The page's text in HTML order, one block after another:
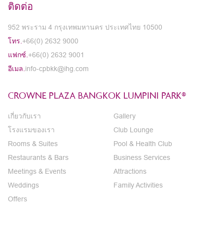
ติดต่อ
952 พระราม 4 กรุงเทพมหานคร ประเทศไทย 10500
โทร. +66(0) 2632 9000
แฟกซ์. +66(0) 2632 9001
อีเมล. info-cpbkk@ihg.com
CROWNE PLAZA BANGKOK LUMPINI PARK®
เกี่ยวกับเรา
โรงแรมของเรา
Rooms & Suites
Restaurants & Bars
Meetings & Events
Weddings
Offers
Gallery
Club Lounge
Pool & Health Club
Business Services
Attractions
Family Activities